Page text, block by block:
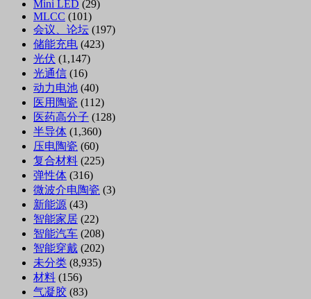
Mini LED (29)
MLCC (101)
会议、论坛 (197)
储能充电 (423)
光伏 (1,147)
光通信 (16)
动力电池 (40)
医用陶瓷 (112)
医药高分子 (128)
半导体 (1,360)
压电陶瓷 (60)
复合材料 (225)
弹性体 (316)
微波介电陶瓷 (3)
新能源 (43)
智能家居 (22)
智能汽车 (208)
智能穿戴 (202)
未分类 (8,935)
材料 (156)
气凝胶 (83)